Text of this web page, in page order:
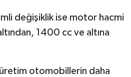
değişiklik ise motor hacmi
1400 cc ve altına
üretim otomobillerin daha